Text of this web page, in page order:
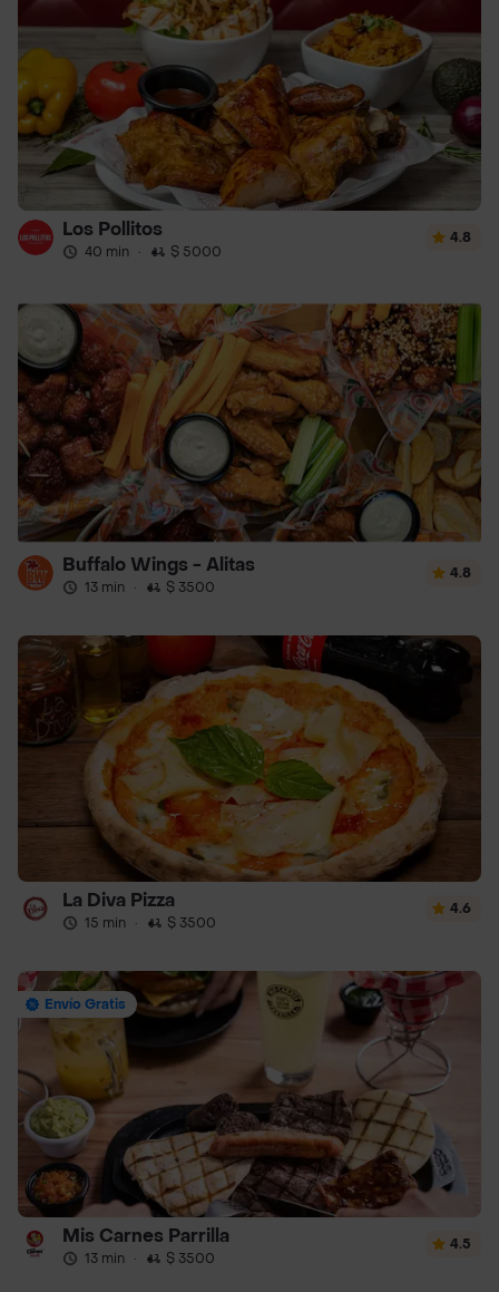
Los Pollitos
40 min · $ 5000
4.8
Buffalo Wings - Alitas
13 min · $ 3500
4.8
La Diva Pizza
15 min · $ 3500
4.6
Envío Gratis
Mis Carnes Parrilla
13 min · $ 3500
4.5